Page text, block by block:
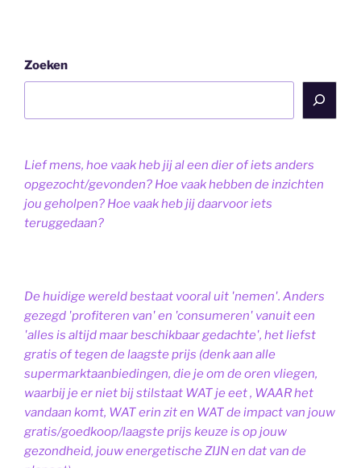
Zoeken
Lief mens, hoe vaak heb jij al een dier of iets anders
opgezocht/gevonden? Hoe vaak hebben de inzichten
jou geholpen? Hoe vaak heb jij daarvoor iets
teruggedaan?
De huidige wereld bestaat vooral uit 'nemen'. Anders
gezegd 'profiteren van' en 'consumeren' vanuit een
'alles is altijd maar beschikbaar gedachte', het liefst
gratis of tegen de laagste prijs (denk aan alle
supermarktaanbiedingen, die je om de oren vliegen,
waarbij je er niet bij stilstaat WAT je eet , WAAR het
vandaan komt, WAT erin zit en WAT de impact van jouw
gratis/goedkoop/laagste prijs keuze is op jouw
gezondheid, jouw energetische ZIJN en dat van de